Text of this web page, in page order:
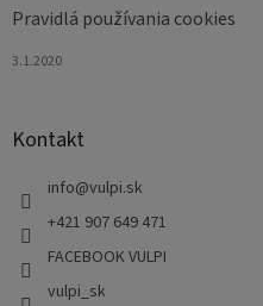
Pravidlá používania cookies
3.1.2020
Kontakt
info@vulpi.sk
+421 907 649 471
FACEBOOK VULPI
vulpi_sk